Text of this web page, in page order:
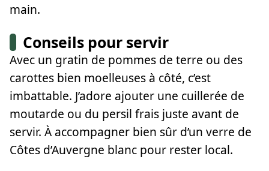
main.
Conseils pour servir
Avec un gratin de pommes de terre ou des
carottes bien moelleuses à côté, c’est
imbattable. J’adore ajouter une cuillerée de
moutarde ou du persil frais juste avant de
servir. À accompagner bien sûr d’un verre de
Côtes d’Auvergne blanc pour rester local.